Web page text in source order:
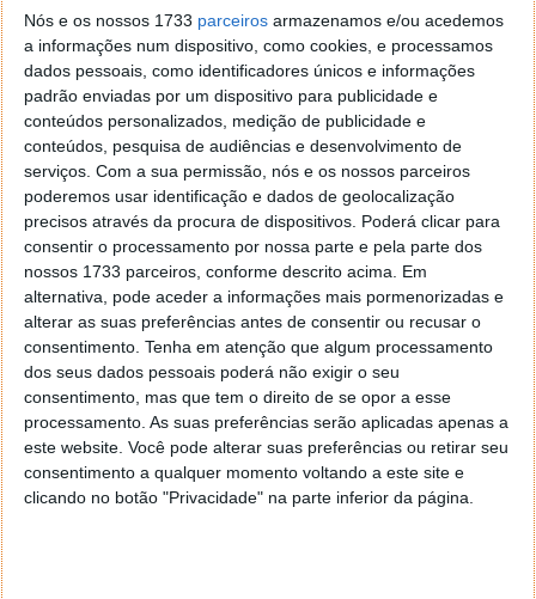
Nós e os nossos 1733 parceiros armazenamos e/ou acedemos
a informações num dispositivo, como cookies, e processamos
dados pessoais, como identificadores únicos e informações
padrão enviadas por um dispositivo para publicidade e
conteúdos personalizados, medição de publicidade e
conteúdos, pesquisa de audiências e desenvolvimento de
serviços. Com a sua permissão, nós e os nossos parceiros
poderemos usar identificação e dados de geolocalização
precisos através da procura de dispositivos. Poderá clicar para
consentir o processamento por nossa parte e pela parte dos
nossos 1733 parceiros, conforme descrito acima. Em
alternativa, pode aceder a informações mais pormenorizadas e
alterar as suas preferências antes de consentir ou recusar o
consentimento. Tenha em atenção que algum processamento
dos seus dados pessoais poderá não exigir o seu
consentimento, mas que tem o direito de se opor a esse
processamento. As suas preferências serão aplicadas apenas a
este website. Você pode alterar suas preferências ou retirar seu
consentimento a qualquer momento voltando a este site e
clicando no botão "Privacidade" na parte inferior da página.
no caso de determinar que uma liminar é necessária
e preservar a capacidade da FTC de obter um recurso
permanente efetivo no caso de prevalecer no seu
processo administrativo pendente".
Por sua vez, espera-se que a Microsoft e a Activision
Blizzard apresentem argumentos legais contra a
possível liminar no dia 16 de junho, sendo que a FTC
deverá responder a 20 de junho.
Este artigo tem mais de um ano
Fonte: Reuters
Neste artigo: Activision Blizzard,FTC,Jogos,juiz,Microsoft,
tribunal